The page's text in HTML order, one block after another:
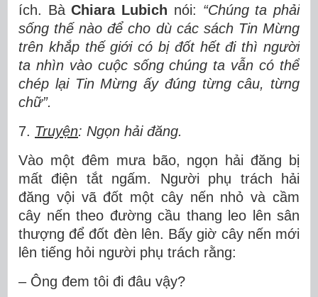
ích. BàChiara Lubich nói: “Chúng ta phải
sống thế nào để cho dù các sách Tin Mừng
trên khắp thế giới có bị đốt hết đi thì người
ta nhìn vào cuộc sống chúng ta vẫn có thể
chép lại Tin Mừng ấy đúng từng câu, từng
chữ”.
7. Truyện: Ngọn hải đăng.
Vào một đêm mưa bão, ngọn hải đăng bị
mất điện tắt ngấm. Người phụ trách hải
đăng vội vã đốt một cây nến nhỏ và cầm
cây nến theo đường cầu thang leo lên sân
thượng để đốt đèn lên. Bấy giờ cây nến mới
lên tiếng hỏi người phụ trách rằng:
– Ông đem tôi đi đâu vậy?